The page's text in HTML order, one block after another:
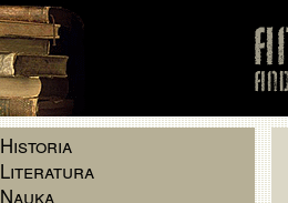
Historia
Literatura
Nauka